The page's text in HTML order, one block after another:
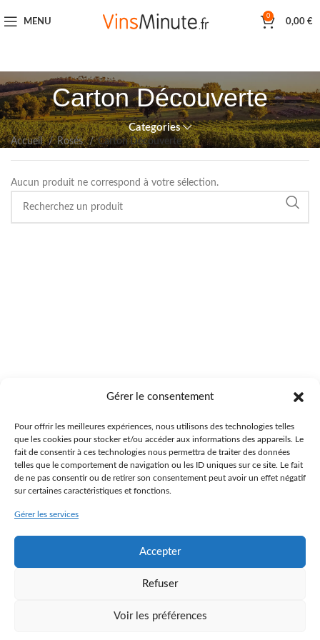
Gérer le consentement
Pour offrir les meilleures expériences, nous utilisons des technologies telles
que les cookies pour stocker et/ou accéder aux informations des appareils. Le
fait de consentir à ces technologies nous permettra de traiter des données
telles que le comportement de navigation ou les ID uniques sur ce site. Le fait
de ne pas consentir ou de retirer son consentement peut avoir un effet négatif
sur certaines caractéristiques et fonctions.
Gérer les services
Accepter
Refuser
Voir les préférences
MENU
0
0,00 €
Carton Découverte
Categories
Accueil Rosés Carton Découverte
Aucun produit ne correspond à votre sélection.
VinsMinute.fr est un service proposé par La Fontaine Aux Vins
Route de Saint-Loup, 70000 VESOUL
CONDITIONS GÉNÉRALES DE VENTE